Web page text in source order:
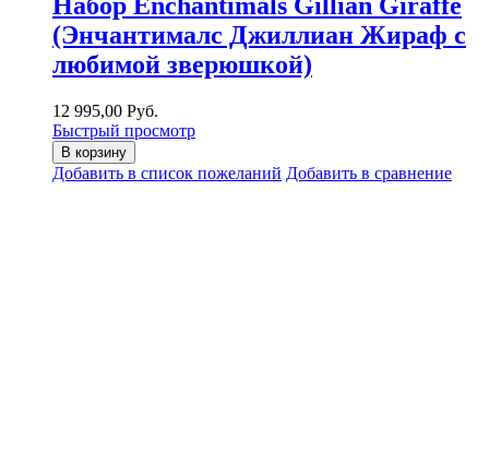
(Энчантималс Джиллиан Жираф с
любимой зверюшкой)
12 995,00 Руб.
Быстрый просмотр
В корзину
Добавить в список пожеланий Добавить в сравнение